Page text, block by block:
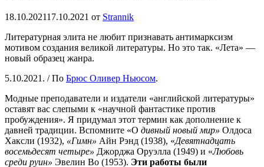
18.10.202117.10.2021 от Strannik
Литературная элита не любит признавать антимарксизм
мотивом создания великой литературы. Но это так. «Лета» —
новый образец жанра.
5.10.2021. / По Брюс Оливер Ньюсом.
Модные преподаватели и издатели «английской литературы»
оставят вас слепыми к «научной фантастике против
пробуждения». Я придумал этот термин как дополнение к
давней традиции. Вспомните «О дивный новый мир» Олдоса
Хаксли (1932), «Гимн» Айн Рэнд (1938), «Девятнадцать
восемьдесят четыре» Джорджа Оруэлла (1949) и «Любовь
среди руин» Эвелин Во (1953). Эти работы были